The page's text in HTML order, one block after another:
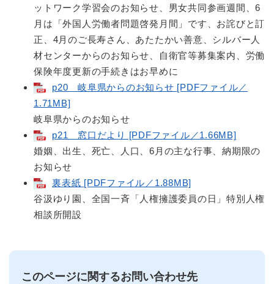
ットワーク学習会のお知らせ、男女共同参画週間、6
月は「外国人労働者問題啓発月間」です、お詫びと訂
正、4月のご長寿さん、あたたかい善意、シルバー人
材センターからのお知らせ、自衛官等募集案内、労働
保険年度更新の手続きはお早めに
p20 岐阜県からのお知らせ [PDFファイル／
1.71MB]
岐阜県からのお知らせ
p21 窓口だより [PDFファイル／1.66MB]
婚姻、出生、死亡、人口、6月の主な行事、納期限の
お知らせ
裏表紙 [PDFファイル／1.88MB]
谷汲ゆり園、全国一斉「人権擁護委員の日」特別人権
相談所開設
このページに関するお問い合わせ先